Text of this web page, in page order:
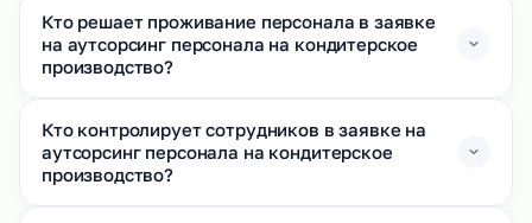
Кто решает проживание персонала в заявке
на аутсорсинг персонала на кондитерское
производство?
Кто контролирует сотрудников в заявке на
аутсорсинг персонала на кондитерское
производство?